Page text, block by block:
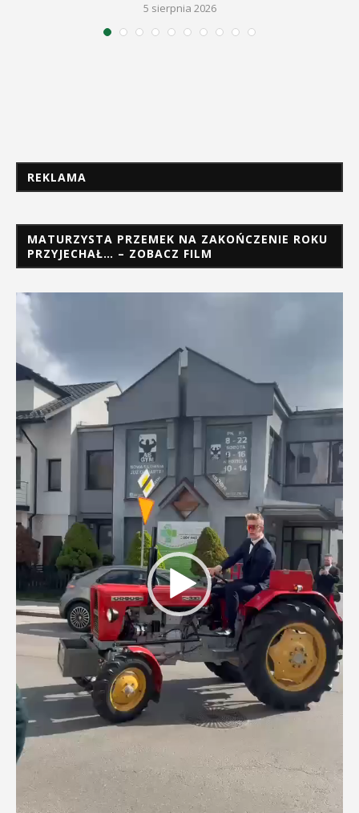
5 sierpnia 2026
REKLAMA
MATURZYSTA PRZEMEK NA ZAKOŃCZENIE ROKU
PRZYJECHAŁ… – ZOBACZ FILM
Odtwarzacz